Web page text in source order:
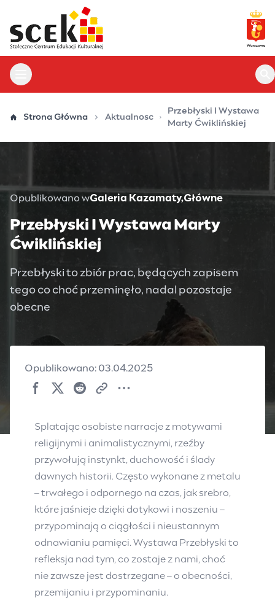
treści
Otwórz menu główne
Strona Główna Aktualnosc
Przebłyski I Wystawa
Marty Ćwiklińskiej
Opublikowano wGaleria Kazamaty Główne
Przebłyski I Wystawa Marty
Ćwiklińskiej
Przebłyski to zbiór prac, będących zapisem
tego co choć przeminęło, nadal pozostaje
obecne
Opublikowano: 03.04.2025
Splatając osobiste narracje z motywami
religijnymi i animalistycznymi, rzeźby
przywołują instynkt, duchowość i ślady
dawnych historii. Często wykonane z metalu
– trwałego i odpornego na czas, jak srebro,
które jaśnieje dzięki dotykowi i noszeniu –
przypominają o ciągłości i nieustannym
odnawianiu pamięci. Wystawa Przebłyski to
refleksja nad tym, co zostaje z nami, choć
nie zawsze jest dostrzegane – o obecności,
przemijaniu i przypominaniu.